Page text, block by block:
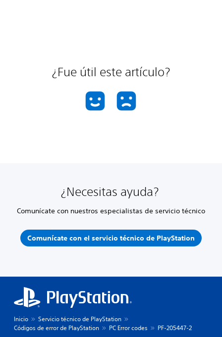
¿Fue útil este artículo?
¿Necesitas ayuda?
Comunícate con nuestros especialistas de servicio técnico
Comunícate con el servicio técnico de PlayStation
Inicio
Servicio técnico de PlayStation
Códigos de error de PlayStation
PC Error codes PF-205447-2